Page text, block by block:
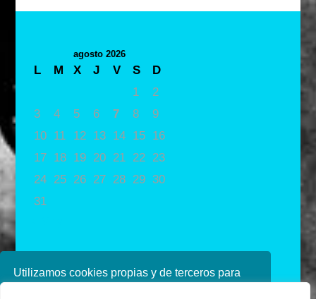
Utilizamos cookies propias y de terceros para
agosto 2026
L M X J V S
D
1
2
3
4 5 6 7 8
9
10
11 12 13 14 15
16
17
18 19 20 21 22
23
24
25 26 27 28 29 30
31